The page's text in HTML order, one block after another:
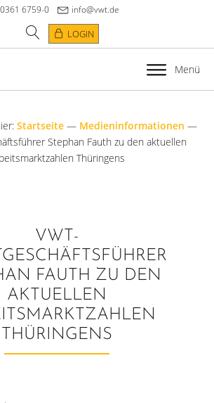
0361 6759-0 info@vwt.de
LOGIN
Menü
Startseite— Medieninformationen —
Stephan Fauth zu den aktuellen
Thüringens
VWT-
FAUTH ZU DEN
AKTUELLEN
THÜRINGENS